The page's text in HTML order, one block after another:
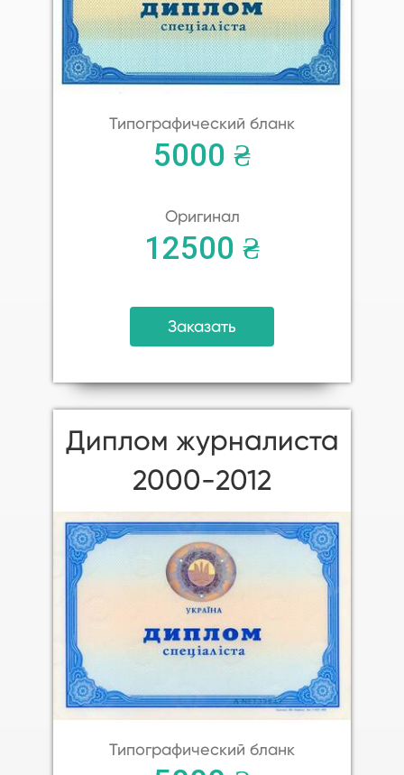
Типографический бланк
5000 ₴
Оригинал
12500 ₴
Заказать
Диплом журналиста
2000-2012
Типографический бланк